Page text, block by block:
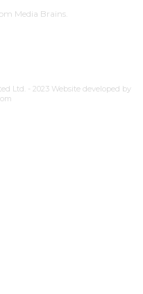
Media Brains.
Ltd. - 2023 Website developed by